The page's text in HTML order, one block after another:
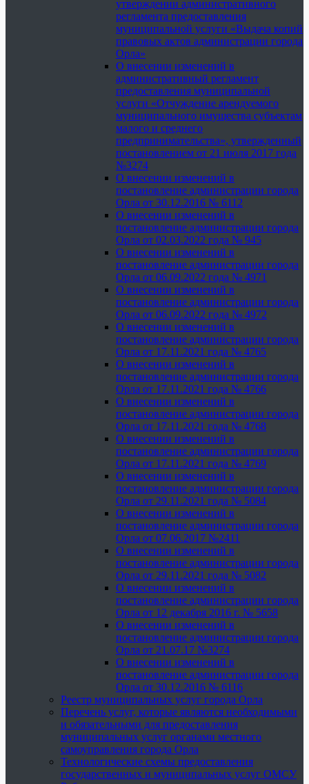
утверждении административного
регламента предоставления
муниципальной услуги «Выдача копий
правовых актов администрации города
Орла»
О внесении изменений в
административный регламент
предоставления муниципальной
услуги «Отчуждение арендуемого
муниципального имущества субъектам
малого и среднего
предпринимательства», утвержденный
постановлением от 21 июля 2017 года
№3274
О внесении изменений в
постановление администрации города
Орла от 30.12.2016 № 6112
О внесении изменений в
постановление администрации города
Орла от 02.03.2022 года № 945
О внесении изменений в
постановление администрации города
Орла от 06.09.2022 года № 4971
О внесении изменений в
постановление администрации города
Орла от 06.09.2022 года № 4972
О внесении изменений в
постановление администрации города
Орла от 17.11.2021 года № 4765
О внесении изменений в
постановление администрации города
Орла от 17.11.2021 года № 4766
О внесении изменений в
постановление администрации города
Орла от 17.11.2021 года № 4768
О внесении изменений в
постановление администрации города
Орла от 17.11.2021 года № 4769
О внесении изменений в
постановление администрации города
Орла от 29.11.2021 года № 5084
О внесении изменений в
постановление администрации города
Орла от 07.06.2017 №2411
О внесении изменений в
постановление администрации города
Орла от 29.11.2021 года № 5082
О внесении изменений в
постановление администрации города
Орла от 12 декабря 2016 г. № 5658
О внесении изменений в
постановление администрации города
Орла от 21.07.17 №3274
О внесении изменений в
постановление администрации города
Орла от 30.12.2016 № 6116
Реестр муниципальных услуг города Орла
Перечень услуг, которые являются необходимыми
и обязательными для предоставления
муниципальных услуг органами местного
самоуправления города Орла
Технологические схемы предоставления
государственных и муниципальных услуг ОМСУ